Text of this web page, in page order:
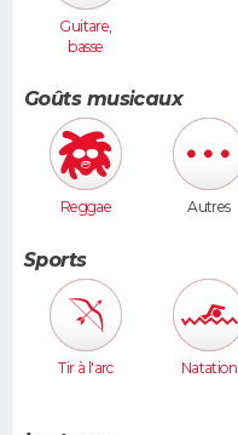
Guitare,
basse
Goûts musicaux
Reggae Autres
Sports
Tir à l'arc Natation